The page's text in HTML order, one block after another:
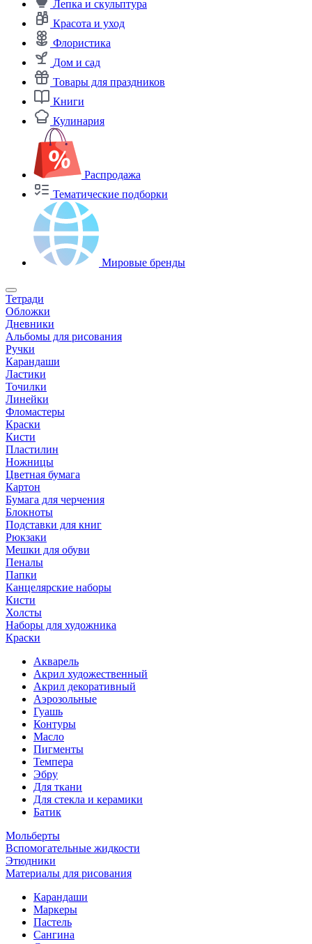
Лепка и скульптура
Красота и уход
Флористика
Дом и сад
Товары для праздников
Книги
Кулинария
Распродажа
Тематические подборки
Мировые бренды
Тетради
Обложки
Дневники
Альбомы для рисования
Ручки
Карандаши
Ластики
Точилки
Линейки
Фломастеры
Краски
Кисти
Пластилин
Ножницы
Цветная бумага
Картон
Бумага для черчения
Блокноты
Подставки для книг
Рюкзаки
Мешки для обуви
Пеналы
Папки
Канцелярские наборы
Кисти
Холсты
Наборы для художника
Краски
Акварель
Акрил художественный
Акрил декоративный
Аэрозольные
Гуашь
Контуры
Масло
Пигменты
Темпера
Эбру
Для ткани
Для стекла и керамики
Батик
Мольберты
Вспомогательные жидкости
Этюдники
Материалы для рисования
Карандаши
Маркеры
Пастель
Сангина